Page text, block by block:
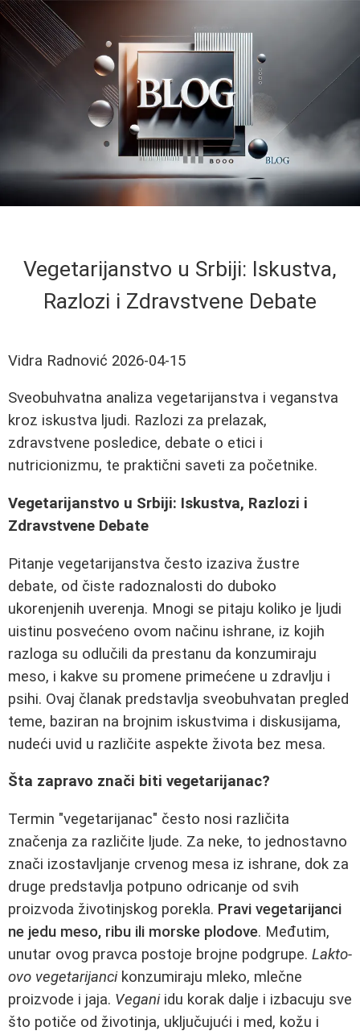
Vegetarijanstvo u Srbiji: Iskustva,
Razlozi i Zdravstvene Debate
Vidra Radnović 2026-04-15
Sveobuhvatna analiza vegetarijanstva i veganstva
kroz iskustva ljudi. Razlozi za prelazak,
zdravstvene posledice, debate o etici i
nutricionizmu, te praktični saveti za početnike.
Vegetarijanstvo u Srbiji: Iskustva, Razlozi i
Zdravstvene Debate
Pitanje vegetarijanstva često izaziva žustre
debate, od čiste radoznalosti do duboko
ukorenjenih uverenja. Mnogi se pitaju koliko je ljudi
uistinu posvećeno ovom načinu ishrane, iz kojih
razloga su odlučili da prestanu da konzumiraju
meso, i kakve su promene primećene u zdravlju i
psihi. Ovaj članak predstavlja sveobuhvatan pregled
teme, baziran na brojnim iskustvima i diskusijama,
nudeći uvid u različite aspekte života bez mesa.
Šta zapravo znači biti vegetarijanac?
Termin "vegetarijanac" često nosi različita
značenja za različite ljude. Za neke, to jednostavno
znači izostavljanje crvenog mesa iz ishrane, dok za
druge predstavlja potpuno odricanje od svih
proizvoda životinjskog porekla. Pravi vegetarijanci
ne jedu meso, ribu ili morske plodove. Međutim,
unutar ovog pravca postoje brojne podgrupe. Lakto-
ovo vegetarijancikonzumiraju mleko, mlečne
proizvode i jaja. Veganiidu korak dalje i izbacuju sve
što potiče od životinja, uključujući i med, kožu i